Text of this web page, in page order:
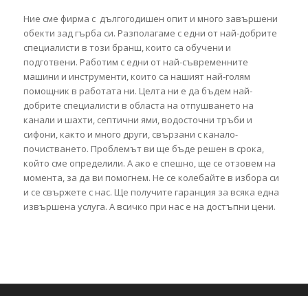
Ние сме фирма с дългогодишен опит и много завършени
обекти зад гърба си. Разполагаме с едни от най-добрите
специалисти в този бранш, които са обучени и
подготвени. Работим с едни от най-съвременните
машини и инструменти, които са нашият най-голям
помощник в работата ни. Целта ни е да бъдем най-
добрите специалисти в областа на отпушването на
канали и шахти, септични ями, водосточни тръби и
сифони, както и много други, свързани с канало-
почистването. Проблемът ви ще бъде решен в срока,
който сме определили. А ако е спешно, ще се отзовем на
момента, за да ви помогнем. Не се колебайте в избора си
и се свържете с нас. Ще получите гаранция за всяка една
извършена услуга. А всичко при нас е на достъпни цени.